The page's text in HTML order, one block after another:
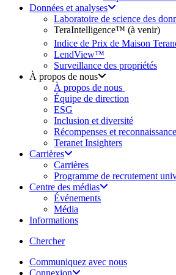
Données et analyses
Laboratoire de science des
TeraIntelligence™ (à venir)
Indice de Prix de Maison
LendView™
Surveillance des propriétés
À propos de nous
À propos de nous
Équipe de direction
ESG
Inclusion et diversité
Récompenses et
Teranet Insighters
Carrières
Carrières
Programme de recrutement
Centre des médias
Événements
Média
Informations
Cherchersearch
Communiquez avec nous
Connexion